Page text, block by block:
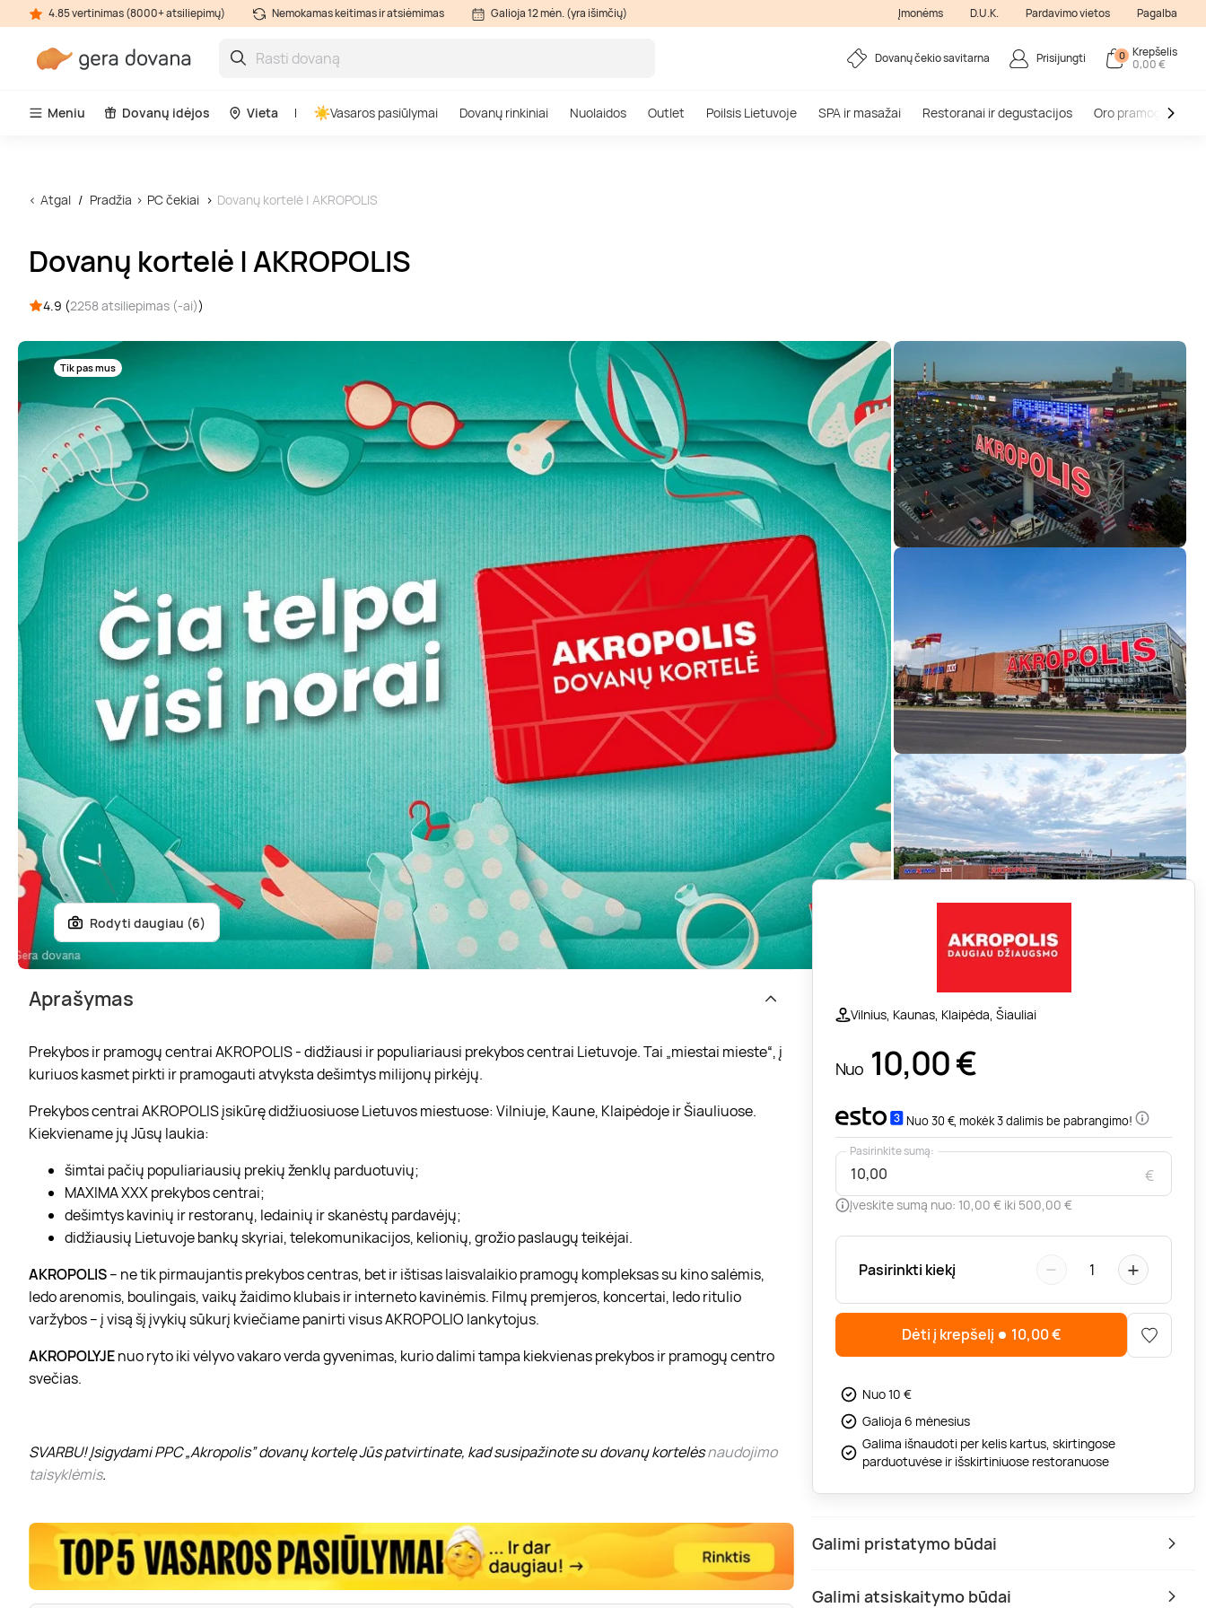
4.85 vertinimas (8000+ atsiliepimų) Nemokamas keitimas ir atsiėmimas Galioja 12 mėn. (yra išimčių) Įmonėms D.U.K. Pardavimo vietos Pagalba
Dovanų čekio savitarna Prisijungti 0 Krepšelis
0,00 €
Meniu Dovanų idėjos Vieta Vasaros pasiūlymai Dovanų rinkiniai Nuolaidos Outlet Poilsis Lietuvoje SPA ir masažai Restoranai ir degustacijos Oro pramogos
Atgal Pradžia PC čekiai Dovanų kortelė | AKROPOLIS
Dovanų kortelė | AKROPOLIS
4.9 (2258 atsiliepimas (-ai))
Tik pas mus
Rodyti daugiau (6)
Vilnius, Kaunas, Klaipėda, Šiauliai
Nuo 10,00€
Nuo 30 €, mokėk 3 dalimis be pabrangimo!
€
Pasirinkite sumą:
Įveskite sumą nuo: 10,00 € iki 500,00 €
Pasirinkti kiekį − 1 +
Dėti į krepšelį 10,00€
Nuo 10 €
Galioja 6 mėnesius
Galima išnaudoti per kelis kartus, skirtingose
parduotuvėse ir išskirtiniuose restoranuose
Galimi pristatymo būdai
Galimi atsiskaitymo būdai
Aprašymas
Prekybos ir pramogų centrai AKROPOLIS - didžiausi ir populiariausi prekybos centrai Lietuvoje. Tai „miestai mieste“, į
kuriuos kasmet pirkti ir pramogauti atvyksta dešimtys milijonų pirkėjų.
Prekybos centrai AKROPOLIS įsikūrę didžiuosiuose Lietuvos miestuose: Vilniuje, Kaune, Klaipėdoje ir Šiauliuose.
Kiekviename jų Jūsų laukia:
šimtai pačių populiariausių prekių ženklų parduotuvių;
MAXIMA XXX prekybos centrai;
dešimtys kavinių ir restoranų, ledainių ir skanėstų pardavėjų;
didžiausių Lietuvoje bankų skyriai, telekomunikacijos, kelionių, grožio paslaugų teikėjai.
AKROPOLIS– ne tik pirmaujantis prekybos centras, bet ir ištisas laisvalaikio pramogų kompleksas su kino salėmis,
ledo arenomis, boulingais, vaikų žaidimo klubais ir interneto kavinėmis. Filmų premjeros, koncertai, ledo ritulio
varžybos – į visą šį įvykių sūkurį kviečiame panirti visus AKROPOLIO lankytojus.
AKROPOLYJEnuo ryto iki vėlyvo vakaro verda gyvenimas, kurio dalimi tampa kiekvienas prekybos ir pramogų centro
svečias.
SVARBU! Įsigydami PPC „Akropolis” dovanų kortelę Jūs patvirtinate, kad susipažinote su dovanų kortelėsnaudojimo
taisyklėmis.